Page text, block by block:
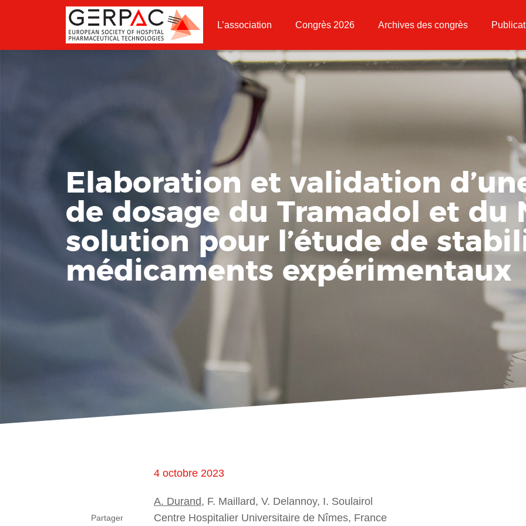
L’association Congrès 2026 Archives des congrès
Elaboration et validation
de dosage du Tramadol et du
solution pour l’étude de
médicaments expérimentaux
4 octobre 2023
A. Durand, F. Maillard, V. Delannoy, I. Soulairol
Centre Hospitalier Universitaire de Nîmes, France
Partager